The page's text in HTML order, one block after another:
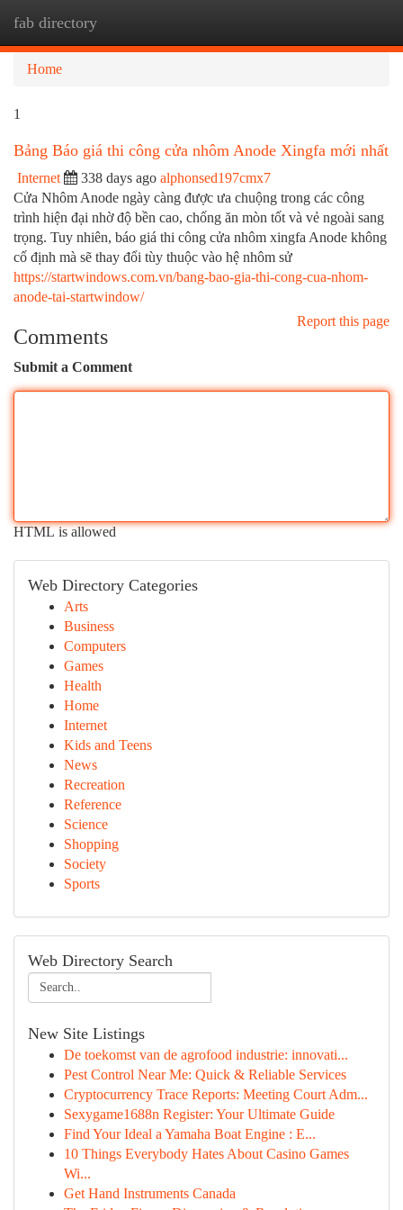
fab directory
Home
1
Bảng Báo giá thi công cửa nhôm Anode Xingfa mới nhất
Internet 338 days ago alphonsed197cmx7
Cửa Nhôm Anode ngày càng được ưa chuộng trong các công
trình hiện đại nhờ độ bền cao, chống ăn mòn tốt và vẻ ngoài sang
trọng. Tuy nhiên, báo giá thi công cửa nhôm xingfa Anode không
cố định mà sẽ thay đổi tùy thuộc vào hệ nhôm sử
https://startwindows.com.vn/bang-bao-gia-thi-cong-cua-nhom-
anode-tai-startwindow/
Report this page
Comments
Submit a Comment
HTML is allowed
Web Directory Categories
Arts
Business
Computers
Games
Health
Home
Internet
Kids and Teens
News
Recreation
Reference
Science
Shopping
Society
Sports
Web Directory Search
New Site Listings
De toekomst van de agrofood industrie: innovati...
Pest Control Near Me: Quick & Reliable Services
Cryptocurrency Trace Reports: Meeting Court Adm...
Sexygame1688n Register: Your Ultimate Guide
Find Your Ideal a Yamaha Boat Engine : E...
10 Things Everybody Hates About Casino Games
Wi...
Get Hand Instruments Canada